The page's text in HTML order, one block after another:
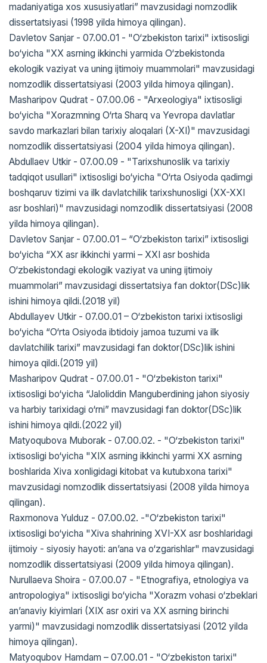
madaniyatiga xos xususiyatlari” mavzusidagi nomzodlik
dissertatsiyasi (1998 yilda himoya qilingan).
Davletov Sanjar - 07.00.01 - "O‘zbekiston tarixi" ixtisosligi
bo‘yicha "XX asrning ikkinchi yarmida O‘zbekistonda
ekologik vaziyat va uning ijtimoiy muammolari" mavzusidagi
nomzodlik dissertatsiyasi (2003 yilda himoya qilingan).
Masharipov Qudrat - 07.00.06 - "Arxeologiya" ixtisosligi
bo‘yicha "Xorazmning O‘rta Sharq va Yevropa davlatlar
savdo markazlari bilan tarixiy aloqalari (X-XI)" mavzusidagi
nomzodlik dissertatsiyasi (2004 yilda himoya qilingan).
Abdullaev Utkir - 07.00.09 - "Tarixshunoslik va tarixiy
tadqiqot usullari" ixtisosligi bo‘yicha "O‘rta Osiyoda qadimgi
boshqaruv tizimi va ilk davlatchilik tarixshunosligi (XX-XXI
asr boshlari)" mavzusidagi nomzodlik dissertatsiyasi (2008
yilda himoya qilingan).
Davletov Sanjar - 07.00.01 – “O‘zbekiston tarixi” ixtisosligi
bo‘yicha “XX asr ikkinchi yarmi – XXI asr boshida
O‘zbekistondagi ekologik vaziyat va uning ijtimoiy
muammolari” mavzusidagi dissertatsiya fan doktor(DSc)lik
ishini himoya qildi.(2018 yil)
Abdullayev Utkir - 07.00.01 – O‘zbekiston tarixi ixtisosligi
bo‘yicha “O‘rta Osiyoda ibtidoiy jamoa tuzumi va ilk
davlatchilik tarixi” mavzusidagi fan doktor(DSc)lik ishini
himoya qildi.(2019 yil)
Masharipov Qudrat - 07.00.01 - "O‘zbekiston tarixi"
ixtisosligi bo‘yicha “Jaloliddin Manguberdining jahon siyosiy
va harbiy tarixidagi o‘rni” mavzusidagi fan doktor(DSc)lik
ishini himoya qildi.(2022 yil)
Matyoqubova Muborak - 07.00.02. - "O‘zbekiston tarixi"
ixtisosligi bo‘yicha "XIX asrning ikkinchi yarmi XX asrning
boshlarida Xiva xonligidagi kitobat va kutubxona tarixi"
mavzusidagi nomzodlik dissertatsiyasi (2008 yilda himoya
qilingan).
Raxmonova Yulduz - 07.00.02. -"O‘zbekiston tarixi"
ixtisosligi bo‘yicha "Xiva shahrining XVI-XX asr boshlaridagi
ijtimoiy - siyosiy hayoti: an’ana va o‘zgarishlar" mavzusidagi
nomzodlik dissertatsiyasi (2009 yilda himoya qilingan).
Nurullaeva Shoira - 07.00.07 - "Etnografiya, etnologiya va
antropologiya" ixtisosligi bo‘yicha "Xorazm vohasi o‘zbeklari
an’anaviy kiyimlari (XIX asr oxiri va XX asrning birinchi
yarmi)" mavzusidagi nomzodlik dissertatsiyasi (2012 yilda
himoya qilingan).
Matyoqubov Hamdam – 07.00.01 - "O‘zbekiston tarixi"